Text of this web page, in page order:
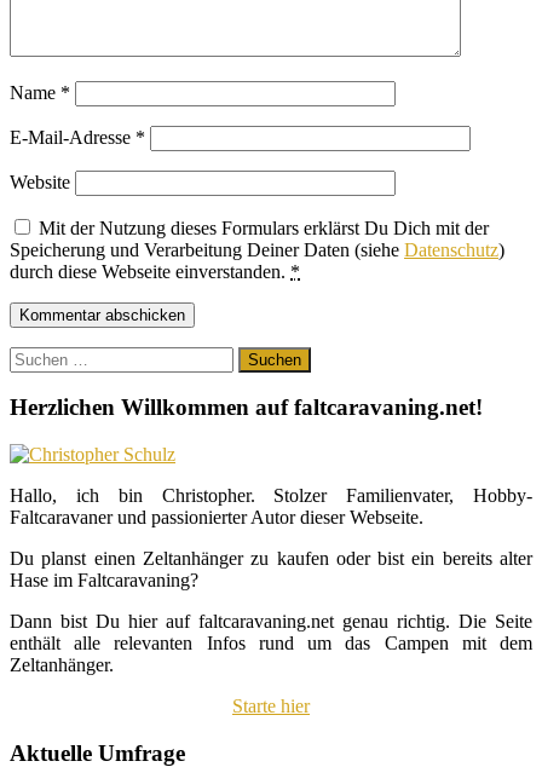
Name *
E-Mail-Adresse *
Website
Mit der Nutzung dieses Formulars erklärst Du Dich mit der
Speicherung und Verarbeitung Deiner Daten (siehe Datenschutz)
durch diese Webseite einverstanden. *
Suchen
nach:
Herzlichen Willkommen auf faltcaravaning.net!
Hallo, ich bin Christopher. Stolzer Familienvater, Hobby-
Faltcaravaner und passionierter Autor dieser Webseite.
Du planst einen Zeltanhänger zu kaufen oder bist ein bereits alter
Hase im Faltcaravaning?
Dann bist Du hier auf faltcaravaning.net genau richtig. Die Seite
enthält alle relevanten Infos rund um das Campen mit dem
Zeltanhänger.
Starte hier
Aktuelle Umfrage